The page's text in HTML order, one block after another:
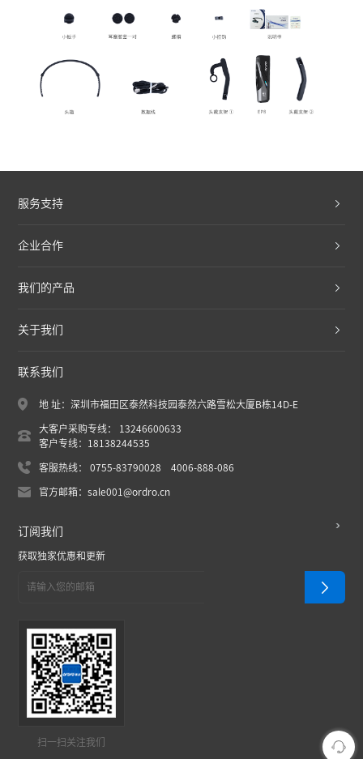
服务支持
企业合作
我们的产品
关于我们
联系我们
地 址：深圳市福田区泰然科技园泰然六路雪松大厦B栋14D-E
大客户采购专线： 13246600633
客户专线：18138244535
客服热线： 0755-83790028 4006-888-086
官方邮箱：sale001@ordro.cn
订阅我们
获取独家优惠和更新
扫一扫关注我们